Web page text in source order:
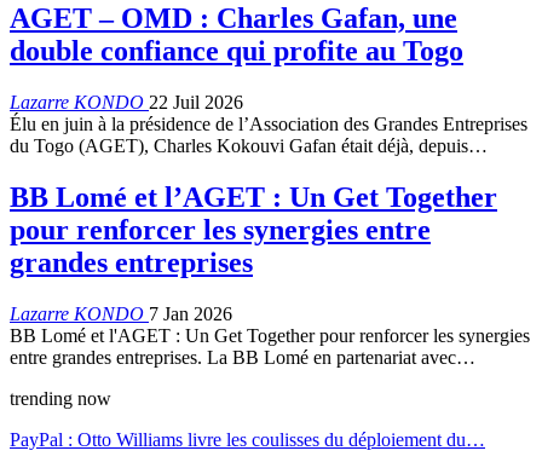
AGET – OMD : Charles Gafan, une
double confiance qui profite au Togo
Lazarre KONDO 22 Juil 2026
Élu en juin à la présidence de l’Association des Grandes Entreprises
du Togo (AGET), Charles Kokouvi Gafan était déjà, depuis…
BB Lomé et l’AGET : Un Get Together
pour renforcer les synergies entre
grandes entreprises
Lazarre KONDO 7 Jan 2026
BB Lomé et l'AGET : Un Get Together pour renforcer les synergies
entre grandes entreprises. La BB Lomé en partenariat avec…
trending now
PayPal : Otto Williams livre les coulisses du déploiement du…